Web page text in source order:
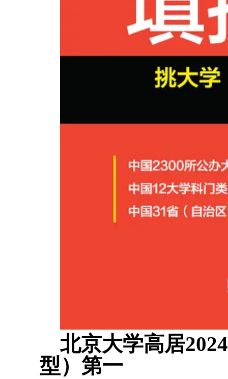
北京大学高居
型）第一